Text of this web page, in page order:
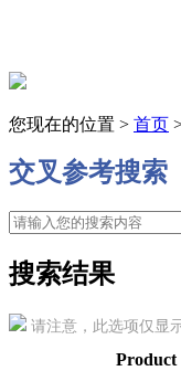
您现在的位置 > 首页
交叉参考搜索
搜索结果
请注意，此选项仅显
Product